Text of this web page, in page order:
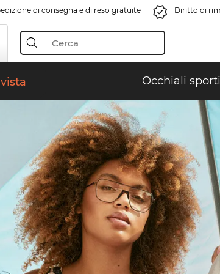
di consegna e di reso gratuite Diritto di
Occhiali